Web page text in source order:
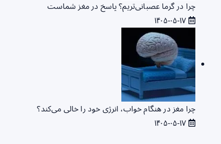
چرا در گرما عصبانی‌تریم؟ پاسخ در مغز شماست
چرا مغز در هنگام خواب، انرژی خود را خالی می‌کند؟